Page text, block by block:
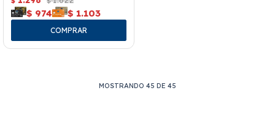
$ 974 $ 1.103
MOSTRANDO 45 DE 45